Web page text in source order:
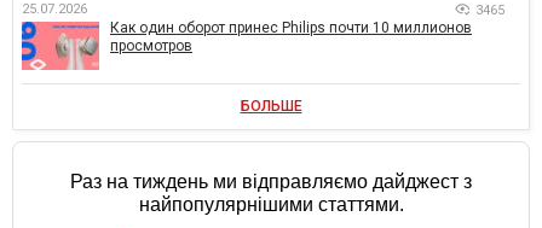
25.07.2026 3465
Как один оборот принес Philips почти 10 миллионов
просмотров
БОЛЬШЕ
Раз на тиждень ми відправляємо дайджест з
найпопулярнішими статтями.